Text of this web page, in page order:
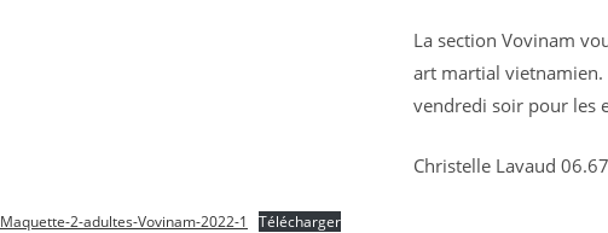
publication :
La section Vovinam
art martial vietnamien.
vendredi soir pour les
Christelle Lavaud
Maquette-2-adultes-Vovinam-2022-1 Télécharger